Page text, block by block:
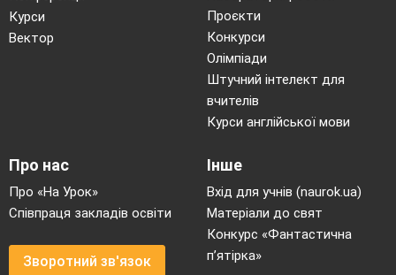
Курси
Вектор
Проєкти
Конкурси
Олімпіади
Штучний інтелект для
вчителів
Курси англійської мови
Про нас
Про «На Урок»
Співпраця закладів освіти
Зворотний зв'язок
Інше
Вхід для учнів (naurok.ua)
Матеріали до свят
Конкурс «Фантастична
п’ятірка»